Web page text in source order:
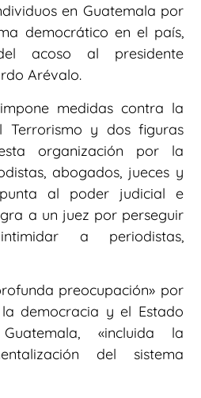
en Guatemala por
democrático en el país,
acoso al presidente
Arévalo.
medidas contra la
Terrorismo y dos figuras
organización por la
abogados, jueces y
al poder judicial e
a un juez por perseguir
a periodistas,
preocupación» por
democracia y el Estado
«incluida la
del sistema